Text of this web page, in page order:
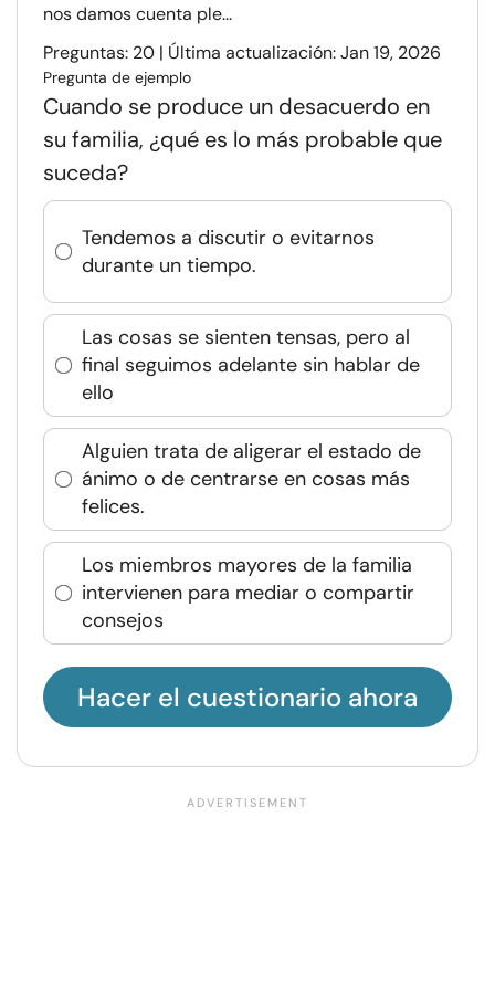
nos damos cuenta ple...
Preguntas: 20 | Última actualización: Jan 19, 2026
Pregunta de ejemplo
Cuando se produce un desacuerdo en
su familia, ¿qué es lo más probable que
suceda?
Tendemos a discutir o evitarnos
durante un tiempo.
Las cosas se sienten tensas, pero al
final seguimos adelante sin hablar de
ello
Alguien trata de aligerar el estado de
ánimo o de centrarse en cosas más
felices.
Los miembros mayores de la familia
intervienen para mediar o compartir
consejos
Hacer el cuestionario ahora